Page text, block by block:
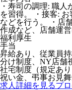
・寿司の調理: 職
を習得。 ・接客:
などを行う。 ・店
作成など、店舗運
福利厚生
手当
昇給あり、従業員
分け制度、NY店舗
社宅制度（規定あ
祝い金、弔事お見
求人詳細を見るプ